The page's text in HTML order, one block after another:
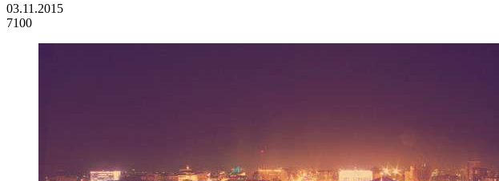
03.11.2015
7100